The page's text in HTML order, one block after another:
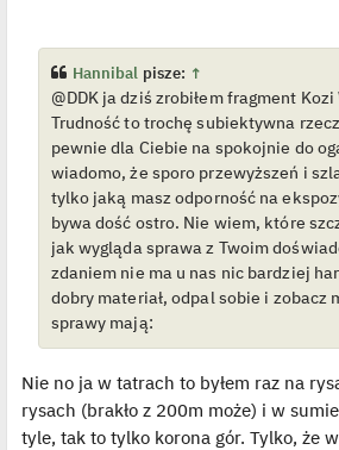
i
e
t
l
o
j
e
d
y
n
c
y
p
o
s
Hannibal pisze: ↑
@DDK ja dziś zrobiłem fragment
Trudność to trochę subiektywna
pewnie dla Ciebie na spokojnie do
wiadomo, że sporo przewyższeń i
tylko jaką masz odporność na
bywa dość ostro. Nie wiem, które
jak wygląda sprawa z Twoim
zdaniem nie ma u nas nic bardziej
dobry materiał, odpal sobie i zobacz
sprawy mają:
Nie no ja w tatrach to byłem raz na
rysach (brakło z 200m może) i w
tyle, tak to tylko korona gór. Tylko, że